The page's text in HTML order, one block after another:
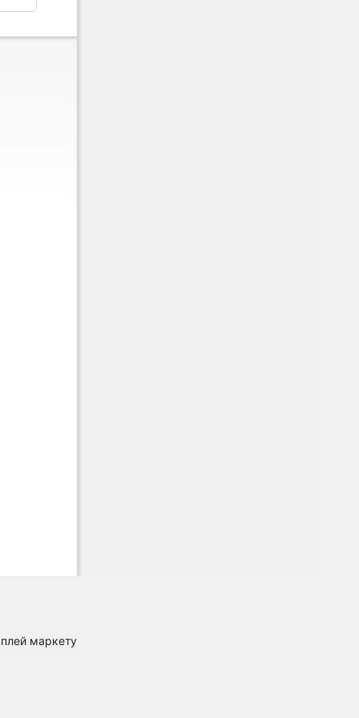
плей маркету